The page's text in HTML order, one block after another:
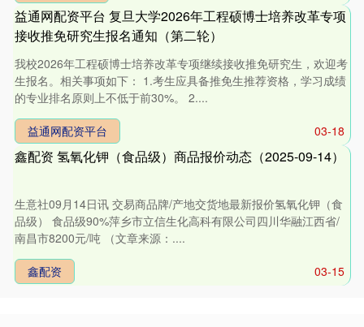
益通网配资平台 复旦大学2026年工程硕博士培养改革专项
接收推免研究生报名通知（第二轮）
我校2026年工程硕博士培养改革专项继续接收推免研究生，欢迎考
生报名。相关事项如下： 1.考生应具备推免生推荐资格，学习成绩
的专业排名原则上不低于前30%。 2....
03-18
益通网配资平台
鑫配资 氢氧化钾（食品级）商品报价动态（2025-09-14）
生意社09月14日讯 交易商品牌/产地交货地最新报价氢氧化钾（食
品级） 食品级90%萍乡市立信生化高科有限公司四川华融江西省/
南昌市8200元/吨 （文章来源：....
03-15
鑫配资